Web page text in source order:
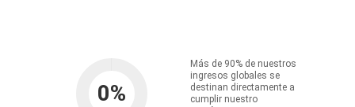
0%
Más de 90% de nuestros
ingresos globales se
destinan directamente a
cumplir nuestro